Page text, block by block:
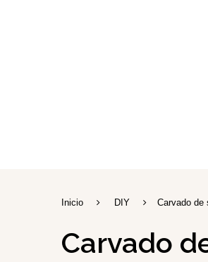
Inicio DIY Carvado de
Carvado